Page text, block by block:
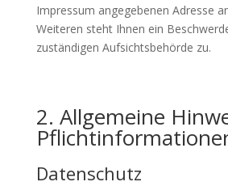
Impressum angegebenen Adresse
Weiteren steht Ihnen ein
zuständigen Aufsichtsbehörde zu.
2. Allgemeine
Datenschutz